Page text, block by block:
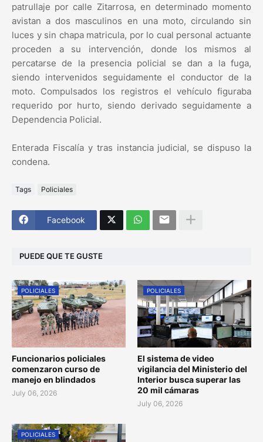
patrullaje por calle Zitarrosa, en determinado momento
avistan a dos masculinos en una moto, circulando sin
luces y sin chapa matricula, por lo cual personal actuante
proceden a su intervención, donde los mismos al
percatarse de la presencia policial se dan a la fuga,
siendo intervenidos seguidamente el conductor de la
moto. Compulsados los registros el vehículo figuraba
requerido por hurto, siendo derivado seguidamente a
Dependencia Policial.
Enterada Fiscalía y tras instancia judicial, se dispuso la
condena.
Tags Policiales
Facebook
PUEDE QUE TE GUSTE
POLICIALES
Funcionarios policiales
comenzaron curso de
manejo en blindados
July 06, 2026
POLICIALES
El sistema de video
vigilancia del Ministerio del
Interior busca superar las
20 mil cámaras
July 06, 2026
POLICIALES